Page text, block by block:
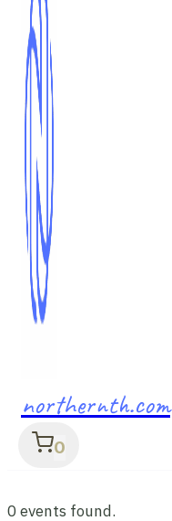
northernth.com
0
0 events found.